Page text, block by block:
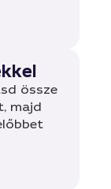
össze
majd